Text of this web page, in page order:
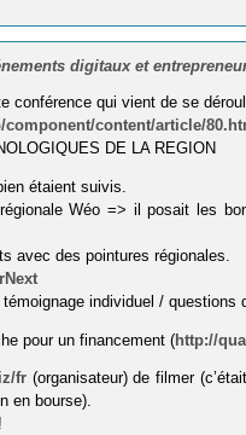
digitaux et
conférence qui vient de se
content/article/
DE LA REGION
étaient suivis.
Wéo => il posait les
avec des pointures régionales.
individuel /
pour un financement (http://
fr (organisateur) de filmer
en bourse).